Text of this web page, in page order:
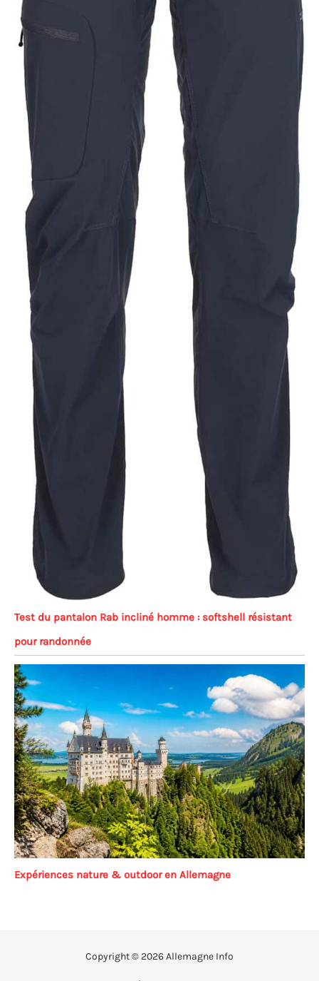
Test du pantalon Rab incliné homme : softshell résistant
pour randonnée
Expériences nature & outdoor en Allemagne
Copyright © 2026 Allemagne Info